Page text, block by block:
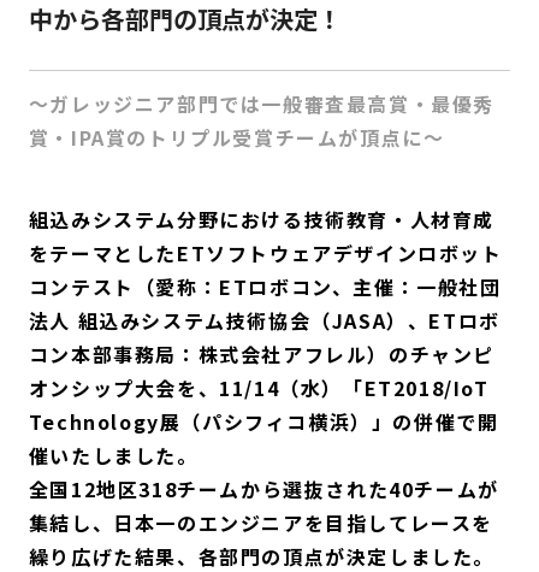
中から各部門の頂点が決定！
～ガレッジニア部門では一般審査最高賞・最優秀
賞・IPA賞のトリプル受賞チームが頂点に～
組込みシステム分野における技術教育・人材育成
をテーマとしたETソフトウェアデザインロボット
コンテスト（愛称：ETロボコン、主催：一般社団
法人 組込みシステム技術協会（JASA）、ETロボ
コン本部事務局：株式会社アフレル）のチャンピ
オンシップ大会を、11/14（水）「ET2018/IoT
Technology展（パシフィコ横浜）」の併催で開
催いたしました。
全国12地区318チームから選抜された40チームが
集結し、日本一のエンジニアを目指してレースを
繰り広げた結果、各部門の頂点が決定しました。